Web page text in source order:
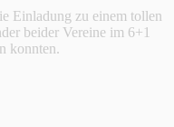
Einladung zu einem tollen
beider Vereine im 6+1
konnten.